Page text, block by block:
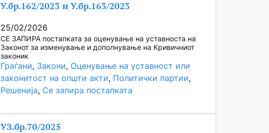
У.бр.162/2023 и У.бр.163/2023
25/02/2026
СЕ ЗАПИРА постапката за оценување на уставноста на
Законот за изменување и дополнување на Кривичниот
законик
Граѓани, Закони, Оценување на уставност или
законитост на општи акти, Политички партии
Решенија, Се запира постапката
УЗ.бр.70/2025